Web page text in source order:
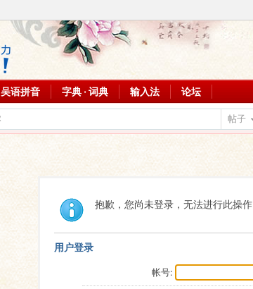
吴语拼音 字典 · 词典 输入法 论坛
帖子
抱歉，您尚未登录，无法进行此操作
用户登录
帐号: